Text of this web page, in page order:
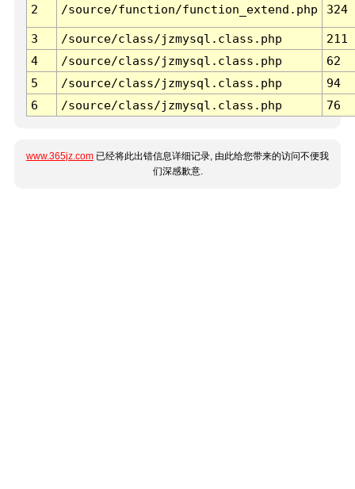
2 /source/function/function_extend.php 324
3 /source/class/jzmysql.class.php
211
4
/source/class/jzmysql.class.php
62
5
/source/class/jzmysql.class.php
94
6
/source/class/jzmysql.class.php 76
www.365jz.com 已经将此出错信息详细记录, 由此给您带来的访问不便我
们深感歉意.